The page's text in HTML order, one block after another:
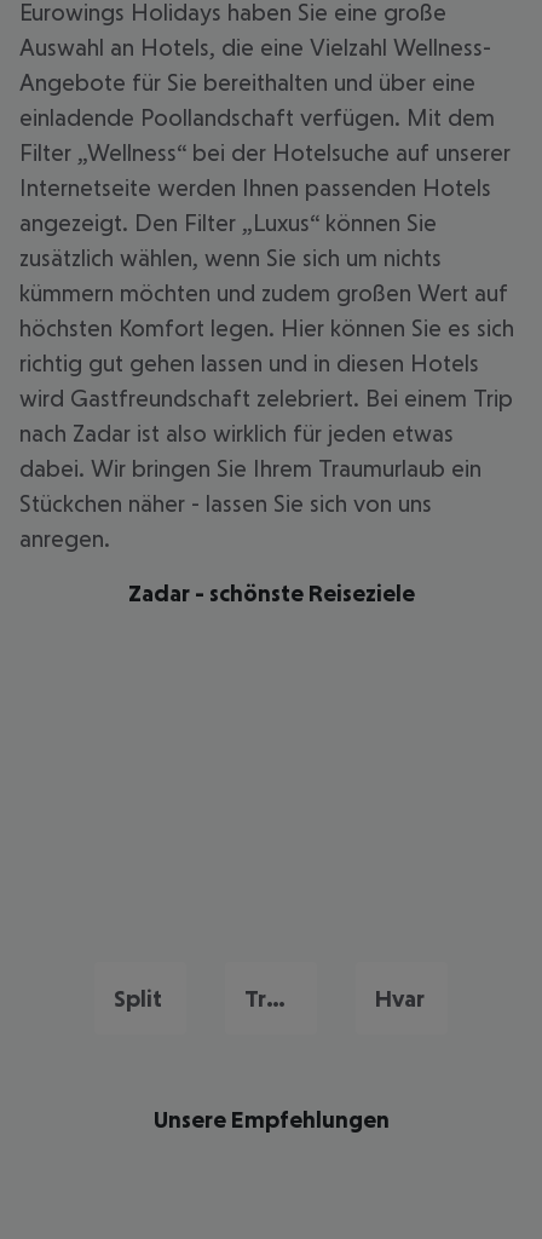
Eurowings Holidays haben Sie eine große
Auswahl an Hotels, die eine Vielzahl Wellness-
Angebote für Sie bereithalten und über eine
einladende Poollandschaft verfügen. Mit dem
Filter „Wellness“ bei der Hotelsuche auf unserer
Internetseite werden Ihnen passenden Hotels
angezeigt. Den Filter „Luxus“ können Sie
zusätzlich wählen, wenn Sie sich um nichts
kümmern möchten und zudem großen Wert auf
höchsten Komfort legen. Hier können Sie es sich
richtig gut gehen lassen und in diesen Hotels
wird Gastfreundschaft zelebriert. Bei einem Trip
nach Zadar ist also wirklich für jeden etwas
dabei. Wir bringen Sie Ihrem Traumurlaub ein
Stückchen näher - lassen Sie sich von uns
anregen.
Zadar - schönste Reiseziele
Split Trogir Hvar
Unsere Empfehlungen